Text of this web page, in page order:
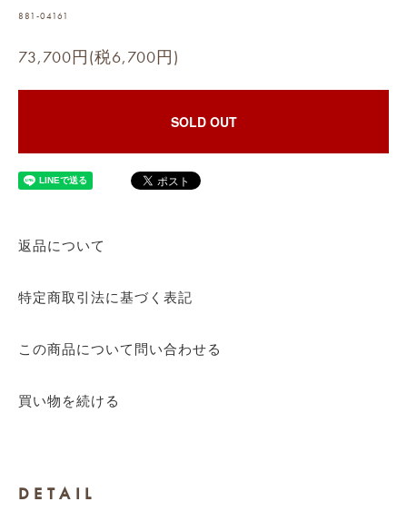
881-04161
73,700円(税6,700円)
SOLD OUT
返品について
特定商取引法に基づく表記
この商品について問い合わせる
買い物を続ける
DETAIL